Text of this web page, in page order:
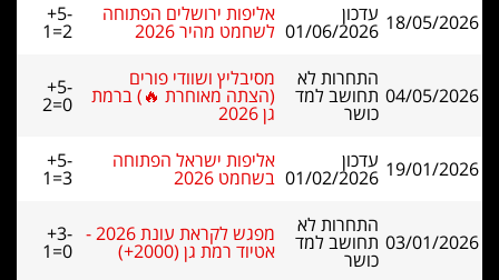
18/05/2026 עדכון
01/06/2026
אליפות ירושלים הפתוחה
לשחמט מהיר 2026
+5-
1=2
04/05/2026
התחרות לא
תחושב למד
כושר
מסיבליץ ושוודי פורים
(הצתה מאוחרת 🔥) ברמת
גן 2026
+5-
2=0
19/01/2026 עדכון
01/02/2026
אליפות ישראל הפתוחה
בשחמט 2026
+5-
1=3
03/01/2026
התחרות לא
תחושב למד
כושר
מפגש לקראת עונת 2026 -
אטיוד רמת גן (2000+)
+3-
1=0